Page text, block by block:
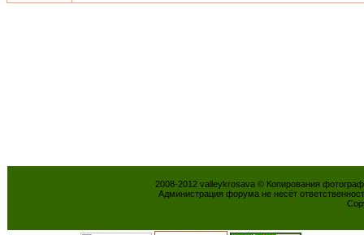
2008-2012 valleykrosava © Копирования
Администрация форума не несёт